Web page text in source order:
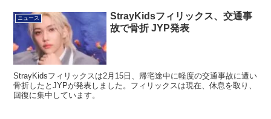
ニュース
StrayKidsフィリックス、交通事
故で骨折 JYP発表
StrayKidsフィリックスは2月15日、帰宅途中に軽度の交通事故に遭い
骨折したとJYPが発表しました。フィリックスは現在、休息を取り、
回復に集中しています。